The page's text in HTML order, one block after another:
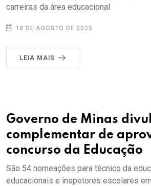
carreiras da área educacional
18 DE AGOSTO DE 2025
LEIA MAIS
Governo de Minas
complementar de
concurso da Educação
São 54 nomeações para técnico da
educacionais e inspetores escolares